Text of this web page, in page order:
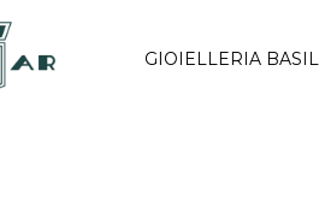
GIOIELLERIA